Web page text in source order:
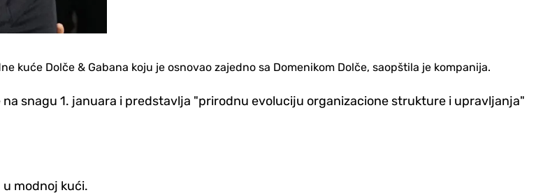
kuće Dolče & Gabana koju je osnovao zajedno sa Domenikom Dolče, saopštila je kompanija.
snagu 1. januara i predstavlja "prirodnu evoluciju organizacione strukture i upravljanja"
modnoj kući.